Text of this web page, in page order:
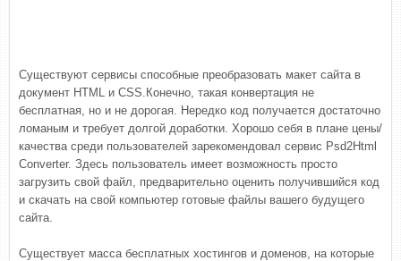
Существуют сервисы способные преобразовать макет сайта в
документ HTML и CSS.Конечно, такая конвертация не
бесплатная, но и не дорогая. Нередко код получается достаточно
ломаным и требует долгой доработки. Хорошо себя в плане цены/
качества среди пользователей зарекомендовал сервис Psd2Html
Converter. Здесь пользователь имеет возможность просто
загрузить свой файл, предварительно оценить получившийся код
и скачать на свой компьютер готовые файлы вашего будущего
сайта.
Существует масса бесплатных хостингов и доменов, на которые